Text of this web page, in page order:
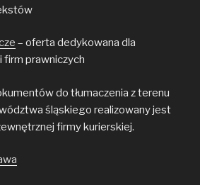
– oferta dedykowana dla
firm prawniczych
do tłumaczenia z terenu
śląskiego realizowany jest
firmy kurierskiej.